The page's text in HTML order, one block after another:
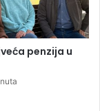
penzija u